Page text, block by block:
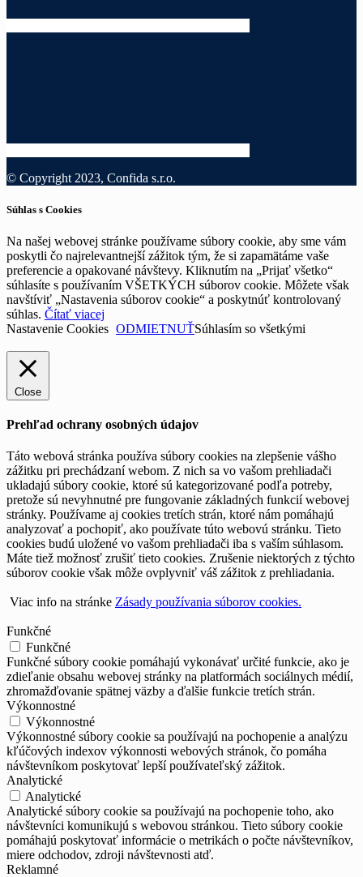
© Copyright 2023, Confida s.r.o.
Súhlas s Cookies
Na našej webovej stránke používame súbory cookie, aby sme vám
poskytli čo najrelevantnejší zážitok tým, že si zapamätáme vaše
preferencie a opakované návštevy. Kliknutím na „Prijať všetko“
súhlasíte s používaním VŠETKÝCH súborov cookie. Môžete však
navštíviť „Nastavenia súborov cookie“ a poskytnúť kontrolovaný
súhlas. Čítať viacej
Nastavenie Cookies ODMIETNUŤSúhlasím so všetkými
Close
Prehľad ochrany osobných údajov
Táto webová stránka používa súbory cookies na zlepšenie vášho
zážitku pri prechádzaní webom. Z nich sa vo vašom prehliadači
ukladajú súbory cookie, ktoré sú kategorizované podľa potreby,
pretože sú nevyhnutné pre fungovanie základných funkcií webovej
stránky. Používame aj cookies tretích strán, ktoré nám pomáhajú
analyzovať a pochopiť, ako používate túto webovú stránku. Tieto
cookies budú uložené vo vašom prehliadači iba s vaším súhlasom.
Máte tiež možnosť zrušiť tieto cookies. Zrušenie niektorých z týchto
súborov cookie však môže ovplyvniť váš zážitok z prehliadania.
Viac info na stránke Zásady používania súborov cookies.
Funkčné
Funkčné
Funkčné súbory cookie pomáhajú vykonávať určité funkcie, ako je
zdieľanie obsahu webovej stránky na platformách sociálnych médií,
zhromažďovanie spätnej väzby a ďalšie funkcie tretích strán.
Výkonnostné
Výkonnostné
Výkonnostné súbory cookie sa používajú na pochopenie a analýzu
kľúčových indexov výkonnosti webových stránok, čo pomáha
návštevníkom poskytovať lepší používateľský zážitok.
Analytické
Analytické
Analytické súbory cookie sa používajú na pochopenie toho, ako
návštevníci komunikujú s webovou stránkou. Tieto súbory cookie
pomáhajú poskytovať informácie o metrikách o počte návštevníkov,
miere odchodov, zdroji návštevnosti atď.
Reklamné